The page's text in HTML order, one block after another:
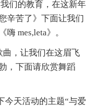
们的教育，在这新年
辛苦了》下面让我们
mes,leta》。
，让我们在这眉飞
，下面请欣赏舞蹈
今天活动的主题“与爱